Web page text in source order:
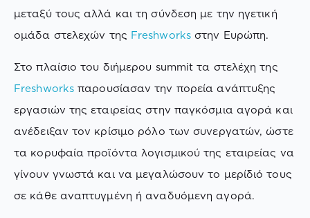
μεταξύ τους αλλά και τη σύνδεση με την ηγετική
ομάδα στελεχών της Freshworksστην Ευρώπη.
Στο πλαίσιο του διήμερου summit τα στελέχη της
Freshworks παρουσίασαν την πορεία ανάπτυξης
εργασιών της εταιρείας στην παγκόσμια αγορά και
ανέδειξαν τον κρίσιμο ρόλο των συνεργατών, ώστε
τα κορυφαία προϊόντα λογισμικού της εταιρείας να
γίνουν γνωστά και να μεγαλώσουν το μερίδιό τους
σε κάθε αναπτυγμένη ή αναδυόμενη αγορά.